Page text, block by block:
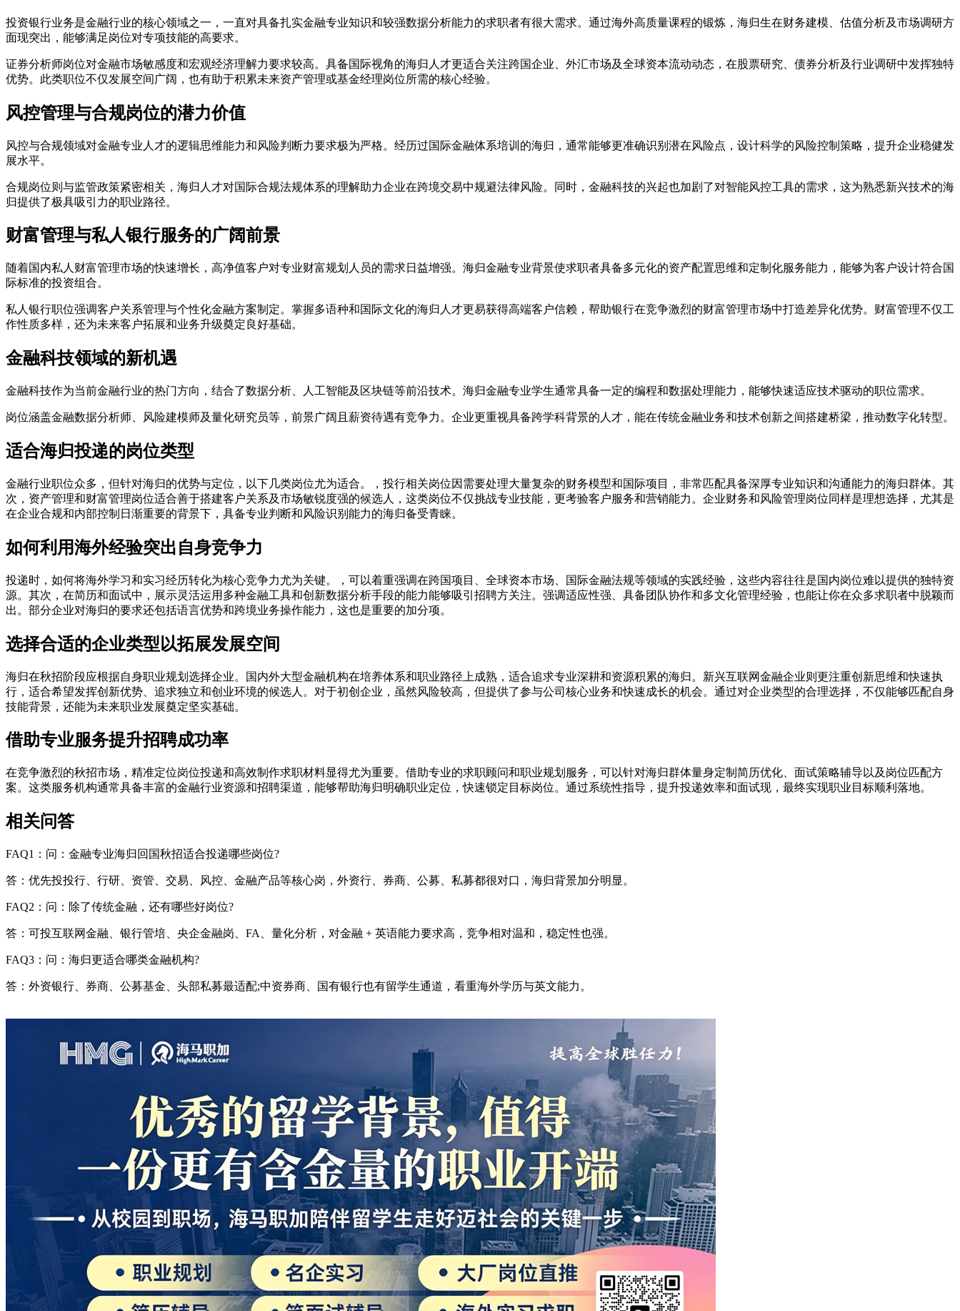
投资银行业务是金融行业的核心领域之一，一直对具备扎实金融专业知识和较强数据分析能力的求职者有很大需求。通过海外高质量课程的锻炼，海归生在财务建模、估值分析及市场调研方
面现突出，能够满足岗位对专项技能的高要求。
证券分析师岗位对金融市场敏感度和宏观经济理解力要求较高。具备国际视角的海归人才更适合关注跨国企业、外汇市场及全球资本流动动态，在股票研究、债券分析及行业调研中发挥独特
优势。此类职位不仅发展空间广阔，也有助于积累未来资产管理或基金经理岗位所需的核心经验。
风控管理与合规岗位的潜力价值
风控与合规领域对金融专业人才的逻辑思维能力和风险判断力要求极为严格。经历过国际金融体系培训的海归，通常能够更准确识别潜在风险点，设计科学的风险控制策略，提升企业稳健发
展水平。
合规岗位则与监管政策紧密相关，海归人才对国际合规法规体系的理解助力企业在跨境交易中规避法律风险。同时，金融科技的兴起也加剧了对智能风控工具的需求，这为熟悉新兴技术的海
归提供了极具吸引力的职业路径。
财富管理与私人银行服务的广阔前景
随着国内私人财富管理市场的快速增长，高净值客户对专业财富规划人员的需求日益增强。海归金融专业背景使求职者具备多元化的资产配置思维和定制化服务能力，能够为客户设计符合国
际标准的投资组合。
私人银行职位强调客户关系管理与个性化金融方案制定。掌握多语种和国际文化的海归人才更易获得高端客户信赖，帮助银行在竞争激烈的财富管理市场中打造差异化优势。财富管理不仅工
作性质多样，还为未来客户拓展和业务升级奠定良好基础。
金融科技领域的新机遇
金融科技作为当前金融行业的热门方向，结合了数据分析、人工智能及区块链等前沿技术。海归金融专业学生通常具备一定的编程和数据处理能力，能够快速适应技术驱动的职位需求。
岗位涵盖金融数据分析师、风险建模师及量化研究员等，前景广阔且薪资待遇有竞争力。企业更重视具备跨学科背景的人才，能在传统金融业务和技术创新之间搭建桥梁，推动数字化转型。
适合海归投递的岗位类型
金融行业职位众多，但针对海归的优势与定位，以下几类岗位尤为适合。，投行相关岗位因需要处理大量复杂的财务模型和国际项目，非常匹配具备深厚专业知识和沟通能力的海归群体。其
次，资产管理和财富管理岗位适合善于搭建客户关系及市场敏锐度强的候选人，这类岗位不仅挑战专业技能，更考验客户服务和营销能力。企业财务和风险管理岗位同样是理想选择，尤其是
在企业合规和内部控制日渐重要的背景下，具备专业判断和风险识别能力的海归备受青睐。
如何利用海外经验突出自身竞争力
投递时，如何将海外学习和实习经历转化为核心竞争力尤为关键。，可以着重强调在跨国项目、全球资本市场、国际金融法规等领域的实践经验，这些内容往往是国内岗位难以提供的独特资
源。其次，在简历和面试中，展示灵活运用多种金融工具和创新数据分析手段的能力能够吸引招聘方关注。强调适应性强、具备团队协作和多文化管理经验，也能让你在众多求职者中脱颖而
出。部分企业对海归的要求还包括语言优势和跨境业务操作能力，这也是重要的加分项。
选择合适的企业类型以拓展发展空间
海归在秋招阶段应根据自身职业规划选择企业。国内外大型金融机构在培养体系和职业路径上成熟，适合追求专业深耕和资源积累的海归。新兴互联网金融企业则更注重创新思维和快速执
行，适合希望发挥创新优势、追求独立和创业环境的候选人。对于初创企业，虽然风险较高，但提供了参与公司核心业务和快速成长的机会。通过对企业类型的合理选择，不仅能够匹配自身
技能背景，还能为未来职业发展奠定坚实基础。
借助专业服务提升招聘成功率
在竞争激烈的秋招市场，精准定位岗位投递和高效制作求职材料显得尤为重要。借助专业的求职顾问和职业规划服务，可以针对海归群体量身定制简历优化、面试策略辅导以及岗位匹配方
案。这类服务机构通常具备丰富的金融行业资源和招聘渠道，能够帮助海归明确职业定位，快速锁定目标岗位。通过系统性指导，提升投递效率和面试现，最终实现职业目标顺利落地。
相关问答
FAQ1：问：金融专业海归回国秋招适合投递哪些岗位?
答：优先投投行、行研、资管、交易、风控、金融产品等核心岗，外资行、券商、公募、私募都很对口，海归背景加分明显。
FAQ2：问：除了传统金融，还有哪些好岗位?
答：可投互联网金融、银行管培、央企金融岗、FA、量化分析，对金融 + 英语能力要求高，竞争相对温和，稳定性也强。
FAQ3：问：海归更适合哪类金融机构?
答：外资银行、券商、公募基金、头部私募最适配;中资券商、国有银行也有留学生通道，看重海外学历与英文能力。